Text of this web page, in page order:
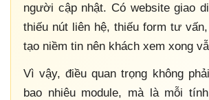
người cập nhật. Có website giao
thiếu nút liên hệ, thiếu form tư
tạo niềm tin nên khách xem xong
Vì vậy, điều quan trọng không
bao nhiêu module, mà là mỗi